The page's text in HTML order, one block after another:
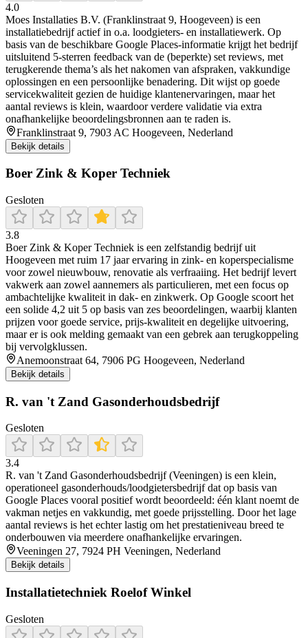
4.0
Moes Installaties B.V. (Franklinstraat 9, Hoogeveen) is een
installatiebedrijf actief in o.a. loodgieters- en installatiewerk. Op
basis van de beschikbare Google Places-informatie krijgt het bedrijf
uitsluitend 5-sterren feedback van de (beperkte) set reviews, met
terugkerende thema’s als het nakomen van afspraken, vakkundige
oplossingen en een persoonlijke benadering. Dit wijst op goede
servicekwaliteit gezien de huidige klantenervaringen, maar het
aantal reviews is klein, waardoor verdere validatie via extra
onafhankelijke beoordelingsbronnen aan te raden is.
Franklinstraat 9, 7903 AC Hoogeveen, Nederland
Bekijk details
Boer Zink & Koper Techniek
Gesloten
3.8
Boer Zink & Koper Techniek is een zelfstandig bedrijf uit
Hoogeveen met ruim 17 jaar ervaring in zink- en koperspecialisme
voor zowel nieuwbouw, renovatie als verfraaiing. Het bedrijf levert
vakwerk aan zowel aannemers als particulieren, met een focus op
ambachtelijke kwaliteit in dak- en zinkwerk. Op Google scoort het
een solide 4,2 uit 5 op basis van zes beoordelingen, waarbij klanten
prijzen voor goede service, prijs-kwaliteit en degelijke uitvoering,
maar er is ook melding gemaakt van een gebrek aan terugkoppeling
bij vervolgklussen.
Anemoonstraat 64, 7906 PG Hoogeveen, Nederland
Bekijk details
R. van 't Zand Gasonderhoudsbedrijf
Gesloten
3.4
R. van 't Zand Gasonderhoudsbedrijf (Veeningen) is een klein,
operationeel gasonderhouds/loodgietersbedrijf dat op basis van
Google Places vooral positief wordt beoordeeld: één klant noemt de
vakman netjes en vakkundig, met goede prijsstelling. Door het lage
aantal reviews is het echter lastig om het prestatieniveau breed te
onderbouwen via meerdere onafhankelijke ervaringen.
Veeningen 27, 7924 PH Veeningen, Nederland
Bekijk details
Installatietechniek Roelof Winkel
Gesloten